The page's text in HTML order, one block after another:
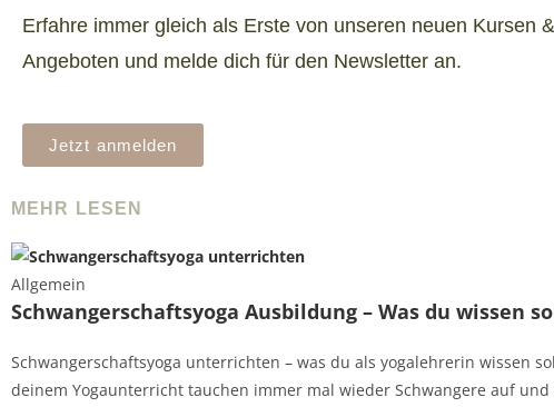
Erfahre immer gleich als Erste von unseren neuen Kursen &
Angeboten und melde dich für den Newsletter an.
Jetzt anmelden
MEHR LESEN
Allgemein
Schwangerschaftsyoga Ausbildung – Was du wissen
Schwangerschaftsyoga unterrichten – was du als yogalehrerin wissen
deinem Yogaunterricht tauchen immer mal wieder Schwangere auf